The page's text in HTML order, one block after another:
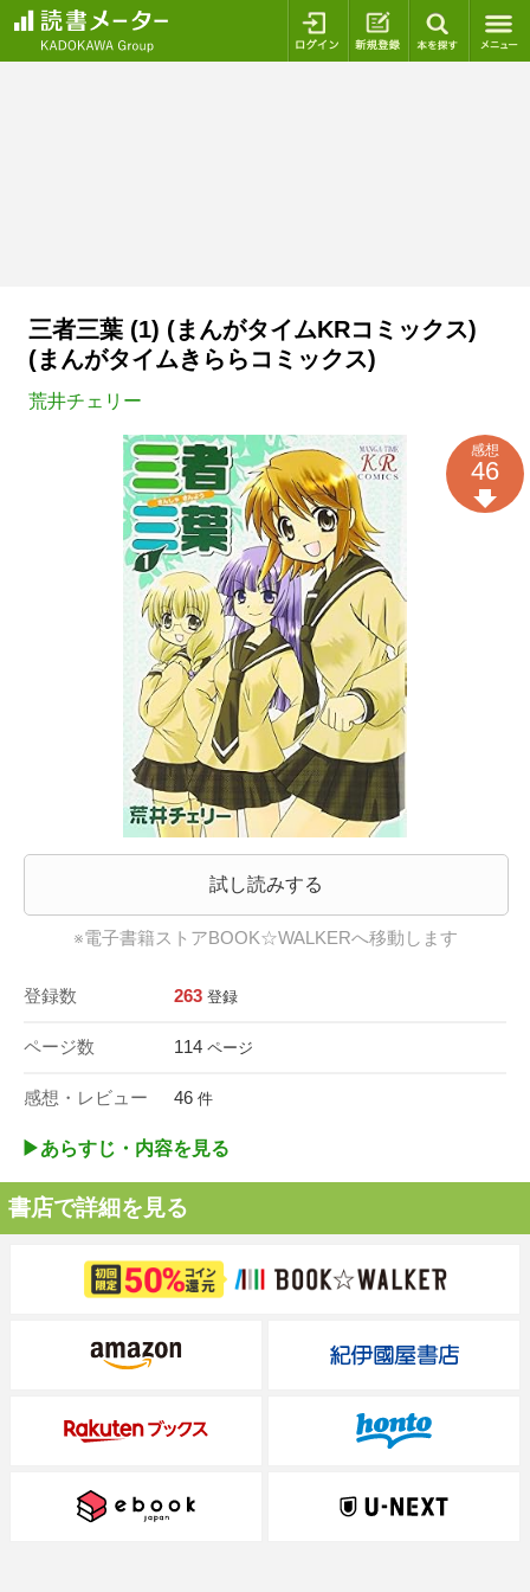
ログイン 新規登録
三者三葉 (1) (まんがタイムKRコミックス)
(まんがタイムきららコミックス)
荒井チェリー
試し読みする
※電子書籍ストアBOOK☆WALKERへ移動します
登録数 263 登録
ページ数 114 ページ
感想・レビュー 46 件
感想
46
▶︎あらすじ・内容を見る
書店で詳細を見る